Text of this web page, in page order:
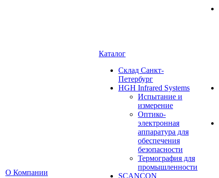
О Компании
Каталог
Cклад Санкт-
Петербург
HGH Infrared Systems
Испытание и
измерение
Оптико-
электронная
аппаратура для
обеспечения
безопасности
Термография для
промышленности
SCANCON